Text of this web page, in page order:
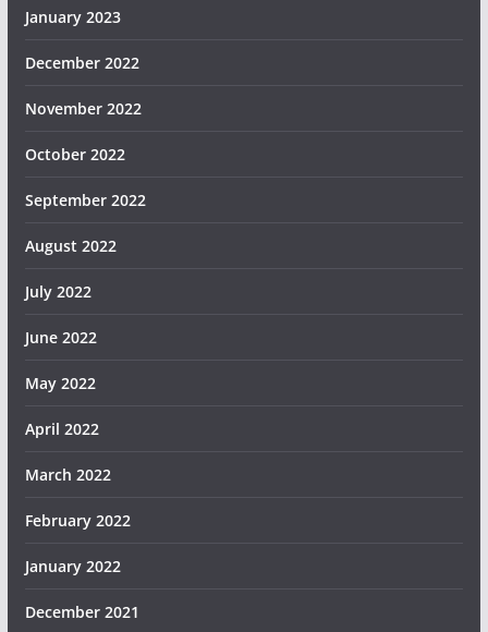
January 2023
December 2022
November 2022
October 2022
September 2022
August 2022
July 2022
June 2022
May 2022
April 2022
March 2022
February 2022
January 2022
December 2021